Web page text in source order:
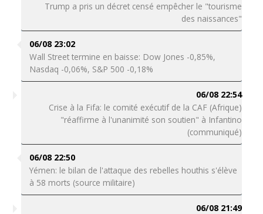
Trump a pris un décret censé empêcher le "tourisme
des naissances"
06/08 23:02
Wall Street termine en baisse: Dow Jones -0,85%,
Nasdaq -0,06%, S&P 500 -0,18%
06/08 22:54
Crise à la Fifa: le comité exécutif de la CAF (Afrique)
"réaffirme à l'unanimité son soutien" à Infantino
(communiqué)
06/08 22:50
Yémen: le bilan de l'attaque des rebelles houthis s'élève
à 58 morts (source militaire)
06/08 21:49